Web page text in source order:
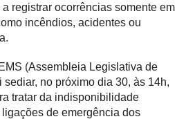
registrar ocorrências somente em
incêndios, acidentes ou
(Assembleia Legislativa de
sediar, no próximo dia 30, às 14h,
tratar da indisponibilidade
de emergência dos